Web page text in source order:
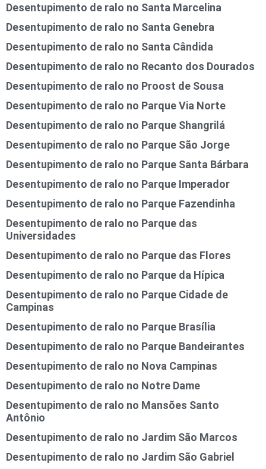
Desentupimento de ralo no Santa Marcelina
Desentupimento de ralo no Santa Genebra
Desentupimento de ralo no Santa Cândida
Desentupimento de ralo no Recanto dos Dourados
Desentupimento de ralo no Proost de Sousa
Desentupimento de ralo no Parque Via Norte
Desentupimento de ralo no Parque Shangrilá
Desentupimento de ralo no Parque São Jorge
Desentupimento de ralo no Parque Santa Bárbara
Desentupimento de ralo no Parque Imperador
Desentupimento de ralo no Parque Fazendinha
Desentupimento de ralo no Parque das
Universidades
Desentupimento de ralo no Parque das Flores
Desentupimento de ralo no Parque da Hípica
Desentupimento de ralo no Parque Cidade de
Campinas
Desentupimento de ralo no Parque Brasília
Desentupimento de ralo no Parque Bandeirantes
Desentupimento de ralo no Nova Campinas
Desentupimento de ralo no Notre Dame
Desentupimento de ralo no Mansões Santo
Antônio
Desentupimento de ralo no Jardim São Marcos
Desentupimento de ralo no Jardim São Gabriel